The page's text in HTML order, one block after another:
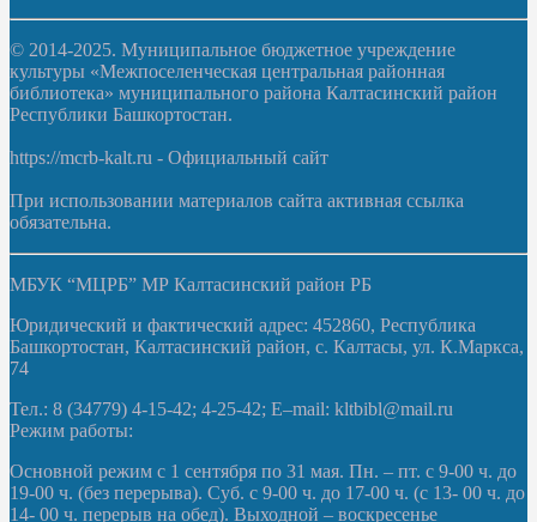
© 2014-2025. Муниципальное бюджетное учреждение
культуры «Межпоселенческая центральная районная
библиотека» муниципального района Калтасинский район
Республики Башкортостан.
https://mcrb-kalt.ru - Официальный сайт
При использовании материалов сайта активная ссылка
обязательна.
МБУК “МЦРБ” МР Калтасинский район РБ
Юридический и фактический адрес: 452860, Республика
Башкортостан, Калтасинский район, с. Калтасы, ул. К.Маркса,
74
Тел.: 8 (34779) 4-15-42; 4-25-42; E–mail: kltbibl@mail.ru
Режим работы:
Основной режим с 1 сентября по 31 мая. Пн. – пт. с 9-00 ч. до
19-00 ч. (без перерыва). Суб. с 9-00 ч. до 17-00 ч. (с 13- 00 ч. до
14- 00 ч. перерыв на обед). Выходной – воскресенье